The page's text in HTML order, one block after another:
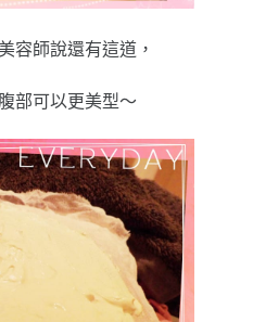
容師說還有這道，
部可以更美型～